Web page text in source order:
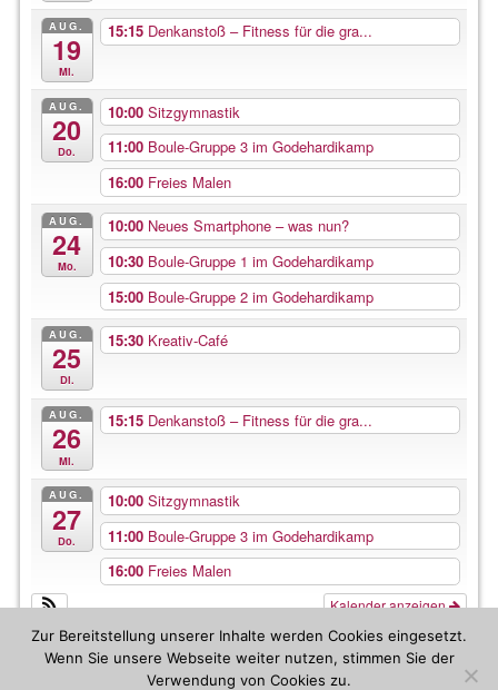
AUG.
19
Mi.
15:15 Denkanstoß – Fitness für die gra...
AUG.
20
Do.
10:00 Sitzgymnastik
11:00 Boule-Gruppe 3 im Godehardikamp
16:00 Freies Malen
AUG.
24
Mo.
10:00 Neues Smartphone – was nun?
10:30 Boule-Gruppe 1 im Godehardikamp
15:00 Boule-Gruppe 2 im Godehardikamp
AUG.
25
Di.
15:30 Kreativ-Café
AUG.
26
Mi.
15:15 Denkanstoß – Fitness für die gra...
AUG.
27
Do.
10:00 Sitzgymnastik
11:00 Boule-Gruppe 3 im Godehardikamp
16:00 Freies Malen
Kalender anzeigen
Zur Bereitstellung unserer Inhalte werden Cookies eingesetzt.
Wenn Sie unsere Webseite weiter nutzen, stimmen Sie der
Verwendung von Cookies zu.